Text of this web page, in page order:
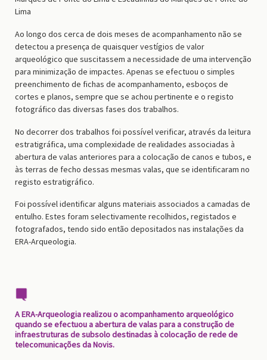
Lima
Ao longo dos cerca de dois meses de acompanhamento não se
detectou a presença de quaisquer vestígios de valor
arqueológico que suscitassem a necessidade de uma intervenção
para minimização de impactes. Apenas se efectuou o simples
preenchimento de fichas de acompanhamento, esboços de
cortes e planos, sempre que se achou pertinente e o registo
fotográfico das diversas fases dos trabalhos.
No decorrer dos trabalhos foi possível verificar, através da leitura
estratigráfica, uma complexidade de realidades associadas à
abertura de valas anteriores para a colocação de canos e tubos, e
às terras de fecho dessas mesmas valas, que se identificaram no
registo estratigráfico.
Foi possível identificar alguns materiais associados a camadas de
entulho. Estes foram selectivamente recolhidos, registados e
fotografados, tendo sido então depositados nas instalações da
ERA-Arqueologia.
A ERA-Arqueologia realizou o acompanhamento arqueológico
quando se efectuou a abertura de valas para a construção de
infraestruturas de subsolo destinadas à colocação de rede de
telecomunicações da Novis.